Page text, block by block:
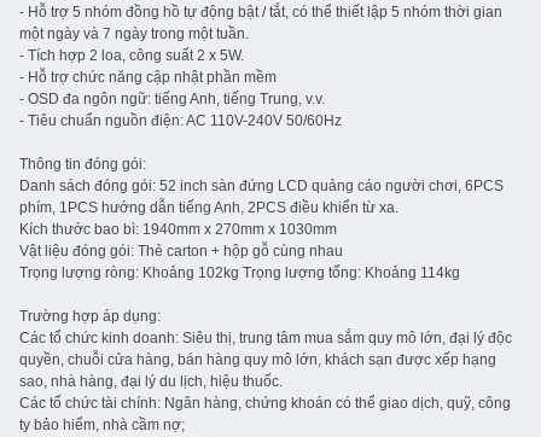
- Hỗ trợ 5 nhóm đồng hồ tự động bật / tắt, có thể thiết lập 5 nhóm thời gian
một ngày và 7 ngày trong một tuần.
- Tích hợp 2 loa, công suất 2 x 5W.
- Hỗ trợ chức năng cập nhật phần mềm
- OSD đa ngôn ngữ: tiếng Anh, tiếng Trung, v.v.
- Tiêu chuẩn nguồn điện: AC 110V-240V 50/60Hz
Thông tin đóng gói:
Danh sách đóng gói: 52 inch sàn đứng LCD quảng cáo người chơi, 6PCS
phím, 1PCS hướng dẫn tiếng Anh, 2PCS điều khiển từ xa.
Kích thước bao bì: 1940mm x 270mm x 1030mm
Vật liệu đóng gói: Thẻ carton + hộp gỗ cùng nhau
Trọng lượng ròng: Khoảng 102kg Trọng lượng tổng: Khoảng 114kg
Trường hợp áp dụng:
Các tổ chức kinh doanh: Siêu thị, trung tâm mua sắm quy mô lớn, đại lý độc
quyền, chuỗi cửa hàng, bán hàng quy mô lớn, khách sạn được xếp hạng
sao, nhà hàng, đại lý du lịch, hiệu thuốc.
Các tổ chức tài chính: Ngân hàng, chứng khoán có thể giao dịch, quỹ, công
ty bảo hiểm, nhà cầm nợ;